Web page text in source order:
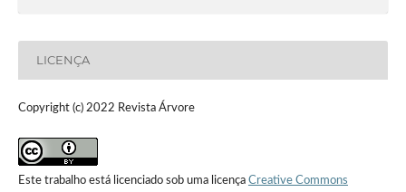
LICENÇA
Copyright (c) 2022 Revista Árvore
Este trabalho está licenciado sob uma licença Creative Commons